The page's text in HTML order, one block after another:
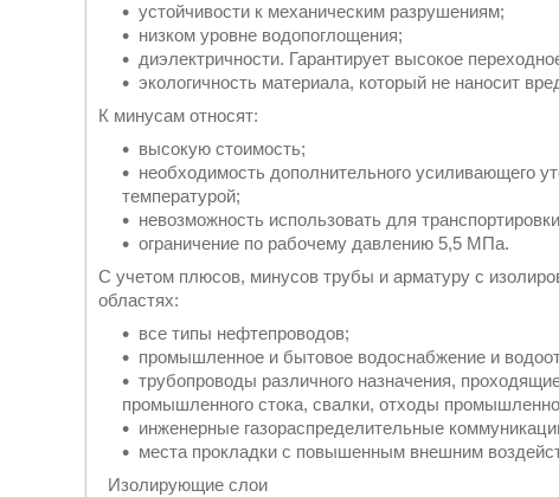
устойчивости к механическим разрушениям;
низком уровне водопоглощения;
диэлектричности. Гарантирует высокое
экологичность материала, который не наносит
К минусам относят:
высокую стоимость;
необходимость дополнительного усиливающего
температурой;
невозможность использовать для
ограничение по рабочему давлению 5,5 МПа.
С учетом плюсов, минусов трубы и арматуру с
областях:
все типы нефтепроводов;
промышленное и бытовое водоснабжение и
трубопроводы различного назначения,
промышленного стока, свалки, отходы
инженерные газораспределительные
места прокладки с повышенным внешним
Изолирующие слои